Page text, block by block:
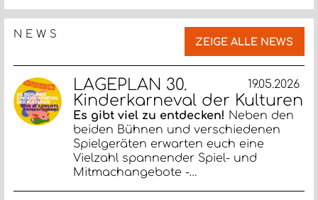
NEWS
ZEIGE ALLE NEWS
19.05.2026
LAGEPLAN 30.
Kinderkarneval der Kulturen
Es gibt viel zu entdecken! Neben den
beiden Bühnen und verschiedenen
Spielgeräten erwarten euch eine
Vielzahl spannender Spiel- und
Mitmachangebote -…